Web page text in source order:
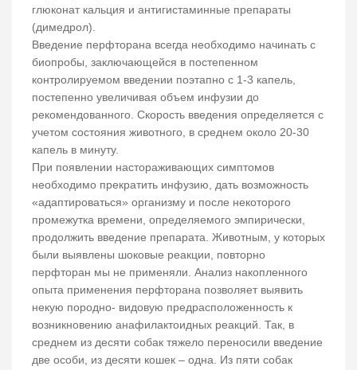
глюконат кальция и антигистаминные препараты
(димедрол).
Введение перфторана всегда необходимо начинать с
биопробы, заключающейся в постепенном
контролируемом введении поэтапно с 1-3 капель,
постепенно увеличивая объем инфузии до
рекомендованного. Скорость введения определяется с
учетом состояния животного, в среднем около 20-30
капель в минуту.
При появлении настораживающих симптомов
необходимо прекратить инфузию, дать возможность
«адаптироваться» организму и после некоторого
промежутка времени, определяемого эмпирически,
продолжить введение препарата. Животным, у которых
были выявлены шоковые реакции, повторно
перфторан мы не применяли. Анализ накопленного
опыта применения перфторана позволяет выявить
некую породно- видовую предрасположенность к
возникновению анафилактоидных реакций. Так, в
среднем из десяти собак тяжело переносили введение
две особи, из десяти кошек – одна. Из пяти собак